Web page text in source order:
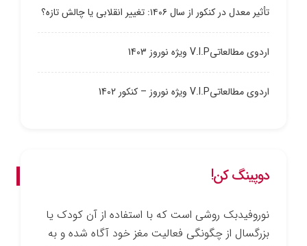
تأثیر معدل در کنکور از سال ۱۴۰۶: تغییر انقلابی یا چالش تازه؟
اردوی مطالعاتیV.I.P ویژه نوروز 1403
اردوی مطالعاتیV.I.P ویژه نوروز – کنکور 1402
دوپینگ کن!
نوروفیدبک روشی است که با استفاده از آن کودک یا
بزرگسال از چگونگی فعالیت مغز خود آگاه شده و به